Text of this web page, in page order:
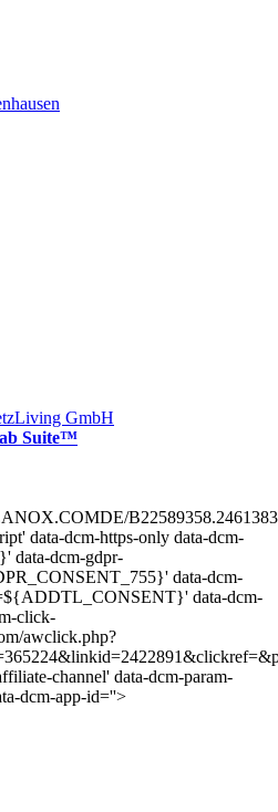
GmbH
Suite™
data-dcm-https-only data-dcm-
data-dcm-gdpr-
data-dcm-
data-dcm-
click-
awclick.php?
channel' data-dcm-param-
dcm-app-id=''>